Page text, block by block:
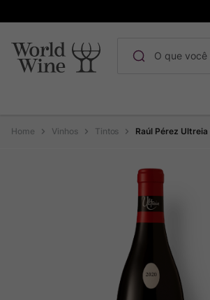
Vinhos Tintos Raúl Pérez
1º Maçanita
Bodega Garzon
Ver Sacrum